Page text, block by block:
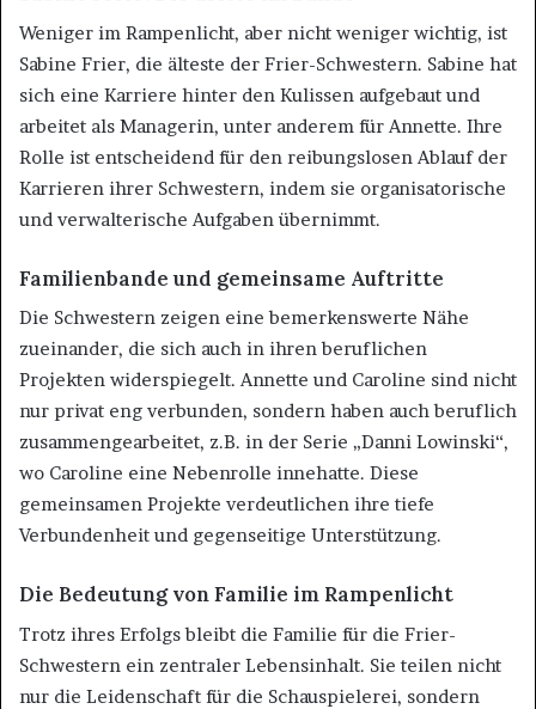
Weniger im Rampenlicht, aber nicht weniger wichtig, ist
Sabine Frier, die älteste der Frier-Schwestern. Sabine hat
sich eine Karriere hinter den Kulissen aufgebaut und
arbeitet als Managerin, unter anderem für Annette. Ihre
Rolle ist entscheidend für den reibungslosen Ablauf der
Karrieren ihrer Schwestern, indem sie organisatorische
und verwalterische Aufgaben übernimmt.
Familienbande und gemeinsame Auftritte
Die Schwestern zeigen eine bemerkenswerte Nähe
zueinander, die sich auch in ihren beruflichen
Projekten widerspiegelt. Annette und Caroline sind nicht
nur privat eng verbunden, sondern haben auch beruflich
zusammengearbeitet, z.B. in der Serie „Danni Lowinski“,
wo Caroline eine Nebenrolle innehatte. Diese
gemeinsamen Projekte verdeutlichen ihre tiefe
Verbundenheit und gegenseitige Unterstützung​.
Die Bedeutung von Familie im Rampenlicht
Trotz ihres Erfolgs bleibt die Familie für die Frier-
Schwestern ein zentraler Lebensinhalt. Sie teilen nicht
nur die Leidenschaft für die Schauspielerei, sondern